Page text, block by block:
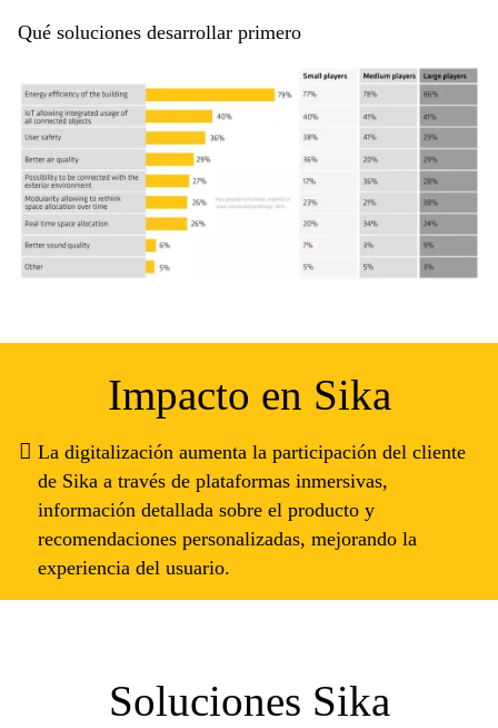
Qué soluciones desarrollar primero
Impacto en Sika
La digitalización aumenta la participación del cliente
de Sika a través de plataformas inmersivas,
información detallada sobre el producto y
recomendaciones personalizadas, mejorando la
experiencia del usuario.
Soluciones Sika